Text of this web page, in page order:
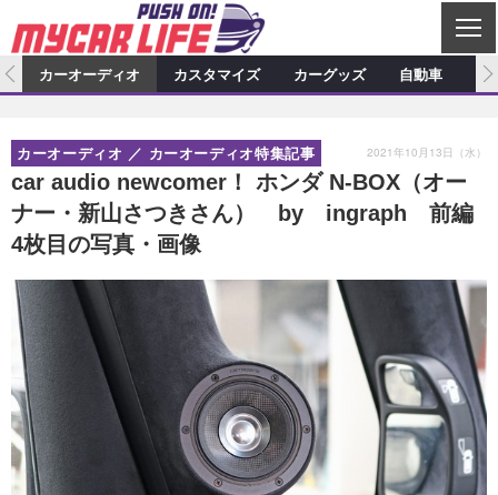
C
L
S
E
カーオーディオ
プロショップ検索 ショップ訪問記
カーオーディオニュース デモカー製作記
その他
カスタマイズ特集記事 カスタマイズ新製品情報
カスタマイズニュース
カーグッズ
カーグッズ特集記事 カーグッズ新製品情報
カーグッズニュース
自動車
スクープ
カーオーディオ カスタマイズ カーグッズ 自動車
car audio newcomer！ ホンダ N-BOX（オー
ナー・新山さつきさん） by ingraph 前編
4枚目の写真・画像
カーオーディオ カーオーディオ特集記事 2021年10月13日（水）